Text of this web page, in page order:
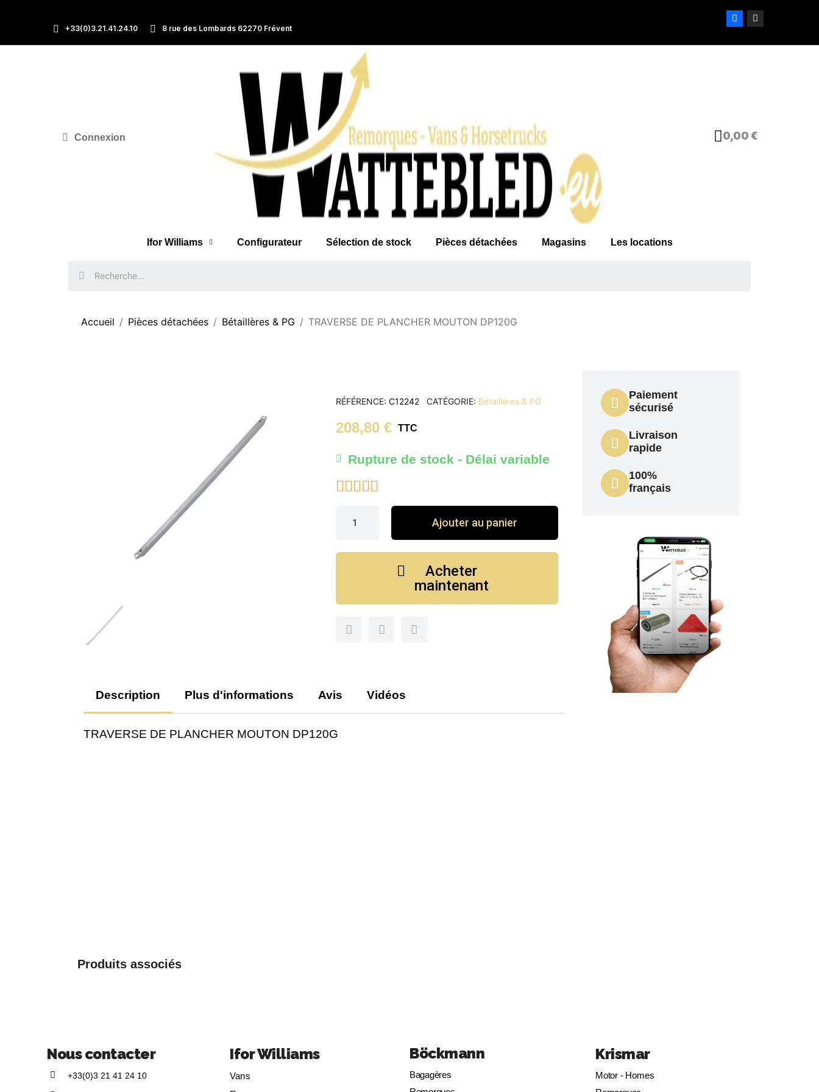
+33(0)3.21.41.24.10 8 rue des Lombards 62270 Frévent
Connexion 0,00 €
Ifor Williams Configurateur Sélection de stock Pièces détachées Magasins Les locations
Accueil Pièces détachées Bétaillères & PG TRAVERSE DE PLANCHER MOUTON DP120G
RÉFÉRENCE C12242 CATÉGORIE Bétaillères & PG
208,80 € TTC
Rupture de stock - Délai variable
    
Ajouter au panier
Acheter
maintenant
Description Plus d'informations Avis Vidéos
TRAVERSE DE PLANCHER MOUTON DP120G
Paiement
sécurisé
Livraison
rapide
100%
français
Produits associés
Nous contacter
+33(0)3 21 41 24 10
Ifor Williams
Vans
Böckmann
Bagagères
Krismar
Motor - Homes